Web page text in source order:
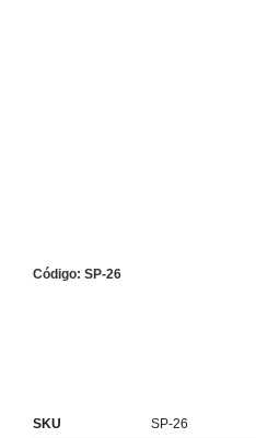
Código: SP-26
SKU SP-26